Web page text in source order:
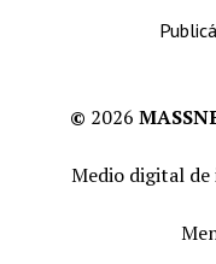
© 2026
Medio digital